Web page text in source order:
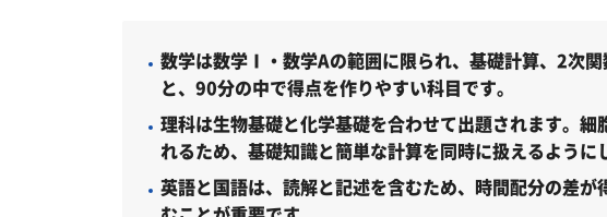
明治国際医療大学保健医療学部の所在地
明治国際医療大学保健医療学部の周辺地図
「明治国際医療大学保健医療学部に受かる気がしな
数学は数学Ⅰ・数学Aの範囲に限られ、基礎計算、2次
と、90分の中で得点を作りやすい科目です。
理科は生物基礎と化学基礎を合わせて出題されます。
れるため、基礎知識と簡単な計算を同時に扱えるように
英語と国語は、読解と記述を含むため、時間配分の差